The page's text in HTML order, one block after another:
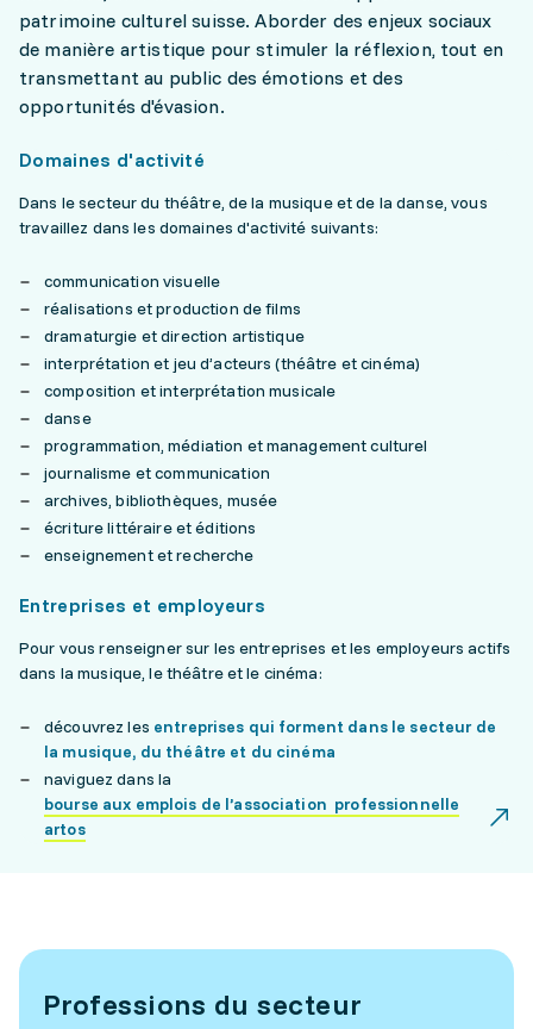
patrimoine culturel suisse. Aborder des enjeux sociaux
de manière artistique pour stimuler la réflexion, tout en
transmettant au public des émotions et des
opportunités d'évasion.
Domaines d'activité
Dans le secteur du théâtre, de la musique et de la danse, vous
travaillez dans les domaines d'activité suivants:
communication visuelle
réalisations et production de films
dramaturgie et direction artistique
interprétation et jeu d’acteurs (théâtre et cinéma)
composition et interprétation musicale
danse
programmation, médiation et management culturel
journalisme et communication
archives, bibliothèques, musée
écriture littéraire et éditions
enseignement et recherche
Entreprises et employeurs
Pour vous renseigner sur les entreprises et les employeurs actifs
dans la musique, le théâtre et le cinéma:
découvrez les entreprises qui forment dans le secteur de
la musique, du théâtre et du cinéma
naviguez dans la
bourse aux emplois de l’association professionnelle
artos
Professions du secteur